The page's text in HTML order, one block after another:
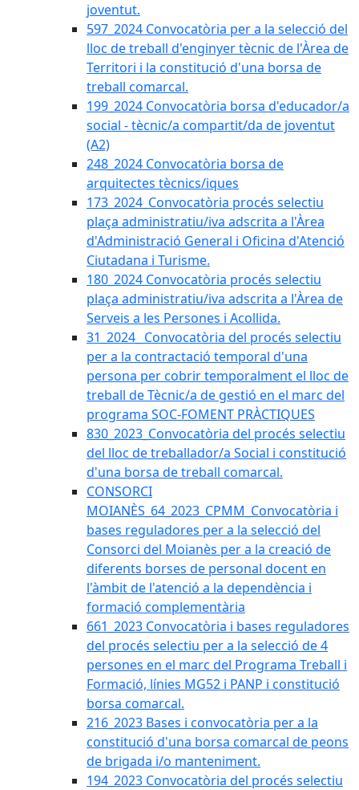
joventut.
597_2024 Convocatòria per a la selecció del
lloc de treball d'enginyer tècnic de l'Àrea de
Territori i la constitució d'una borsa de
treball comarcal.
199_2024 Convocatòria borsa d'educador/a
social - tècnic/a compartit/da de joventut
(A2)
248_2024 Convocatòria borsa de
arquitectes tècnics/iques
173_2024_Convocatòria procés selectiu
plaça administratiu/iva adscrita a l'Àrea
d'Administració General i Oficina d'Atenció
Ciutadana i Turisme.
180_2024 Convocatòria procés selectiu
plaça administratiu/iva adscrita a l'Àrea de
Serveis a les Persones i Acollida.
31_2024_ Convocatòria del procés selectiu
per a la contractació temporal d'una
persona per cobrir temporalment el lloc de
treball de Tècnic/a de gestió en el marc del
programa SOC-FOMENT PRÀCTIQUES
830_2023_Convocatòria del procés selectiu
del lloc de treballador/a Social i constitució
d'una borsa de treball comarcal.
CONSORCI
MOIANÈS_64_2023_CPMM_Convocatòria i
bases reguladores per a la selecció del
Consorci del Moianès per a la creació de
diferents borses de personal docent en
l'àmbit de l'atenció a la dependència i
formació complementària
661_2023 Convocatòria i bases reguladores
del procés selectiu per a la selecció de 4
persones en el marc del Programa Treball i
Formació, línies MG52 i PANP i constitució
borsa comarcal.
216_2023 Bases i convocatòria per a la
constitució d'una borsa comarcal de peons
de brigada i/o manteniment.
194_2023 Convocatòria del procés selectiu